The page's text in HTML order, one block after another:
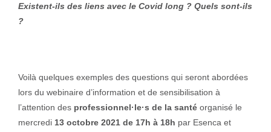
Existent-ils des liens avec le Covid long ? Quels sont-ils
?
Voilà quelques exemples des questions qui seront abordées
lors du webinaire d’information et de sensibilisation à
l’attention des professionnel·le·s de la santé organisé le
mercredi 13 octobre 2021 de 17h à 18h par Esenca et